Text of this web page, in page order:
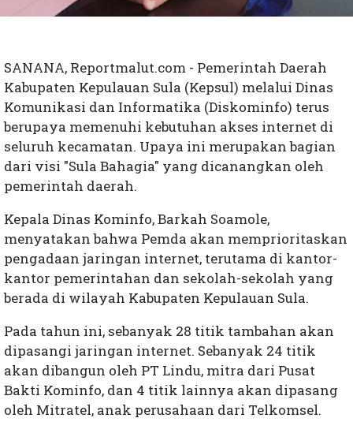
SANANA, Reportmalut.com - Pemerintah Daerah
Kabupaten Kepulauan Sula (Kepsul) melalui Dinas
Komunikasi dan Informatika (Diskominfo) terus
berupaya memenuhi kebutuhan akses internet di
seluruh kecamatan. Upaya ini merupakan bagian
dari visi "Sula Bahagia" yang dicanangkan oleh
pemerintah daerah.
Kepala Dinas Kominfo, Barkah Soamole,
menyatakan bahwa Pemda akan memprioritaskan
pengadaan jaringan internet, terutama di kantor-
kantor pemerintahan dan sekolah-sekolah yang
berada di wilayah Kabupaten Kepulauan Sula.
Pada tahun ini, sebanyak 28 titik tambahan akan
dipasangi jaringan internet. Sebanyak 24 titik
akan dibangun oleh PT Lindu, mitra dari Pusat
Bakti Kominfo, dan 4 titik lainnya akan dipasang
oleh Mitratel, anak perusahaan dari Telkomsel.